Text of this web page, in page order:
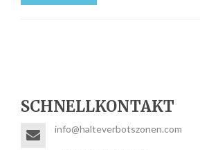
SCHNELLKONTAKT
info@halteverbotszonen.com